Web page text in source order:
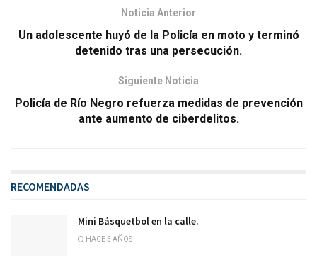
Noticia Anterior
Un adolescente huyó de la Policía en moto y terminó
detenido tras una persecución.
Siguiente Noticia
Policía de Río Negro refuerza medidas de prevención
ante aumento de ciberdelitos.
RECOMENDADAS
Mini Básquetbol en la calle.
HACE 5 AÑOS